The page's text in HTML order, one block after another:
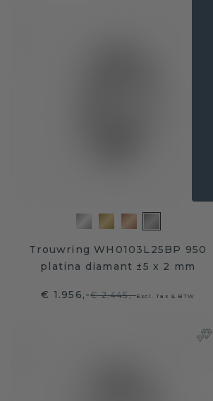
Trouwring WH0103L25BP 950
platina diamant ±5 x 2 mm
€ 1.956,-€ 2.445,-Excl. Tax & BTW